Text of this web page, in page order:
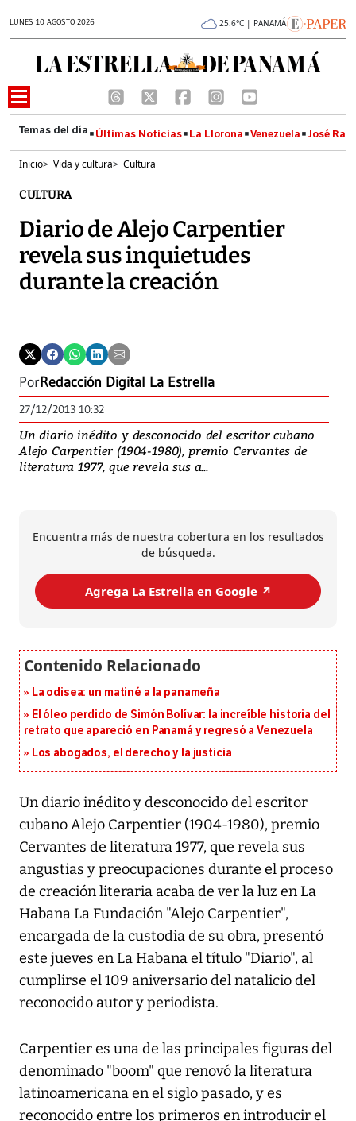
LUNES 10 AGOSTO 2026 25.6°C | PANAMÁ
Últimas Noticias La Llorona Venezuela José
Inicio> Vida y cultura> Cultura
CULTURA
Diario de Alejo Carpentier
revela sus inquietudes
durante la creación
PorRedacción Digital La Estrella
27/12/2013 10:32
Un diario inédito y desconocido del escritor cubano
Alejo Carpentier (1904-1980), premio Cervantes de
literatura 1977, que revela sus a...
Encuentra más de nuestra cobertura en los resultados
de búsqueda.
Agrega La Estrella en Google ↗️
La odisea: un matiné a la panameña
El óleo perdido de Simón Bolívar: la increíble historia del
retrato que apareció en Panamá y regresó a Venezuela
Los abogados, el derecho y la justicia
Un diario inédito y desconocido del escritor
cubano Alejo Carpentier (1904-1980), premio
Cervantes de literatura 1977, que revela sus
angustias y preocupaciones durante el proceso
de creación literaria acaba de ver la luz en La
Habana La Fundación "Alejo Carpentier",
encargada de la custodia de su obra, presentó
este jueves en La Habana el título "Diario", al
cumplirse el 109 aniversario del natalicio del
reconocido autor y periodista.
Carpentier es una de las principales figuras del
denominado "boom" que renovó la literatura
latinoamericana en el siglo pasado, y es
reconocido entre los primeros en introducir el